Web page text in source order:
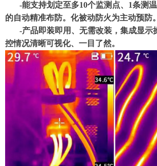
-能支持划定至多10个监测点、1条测
的自动精准布防。化被动防火为主动预防。
-产品即装即用、无需改装，集成显示
控情况清晰可视化、一目了然。